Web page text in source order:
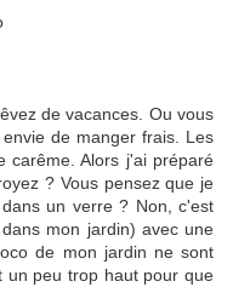
de vacances. Ou vous
de manger frais. Les
carême. Alors j'ai préparé
? Vous pensez que je
un verre ? Non, c'est
mon jardin) avec une
de mon jardin ne sont
un peu trop haut pour que